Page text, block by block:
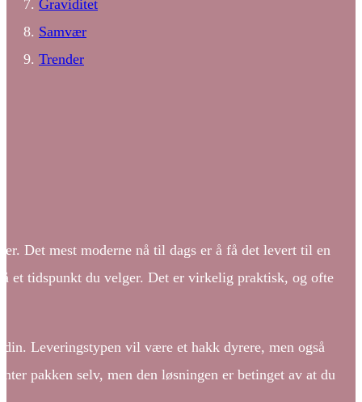
Graviditet
Samvær
Trender
Det mest moderne nå til dags er å få det levert til en
et tidspunkt du velger. Det er virkelig praktisk, og ofte
Leveringstypen vil være et hakk dyrere, men også
pakken selv, men den løsningen er betinget av at du